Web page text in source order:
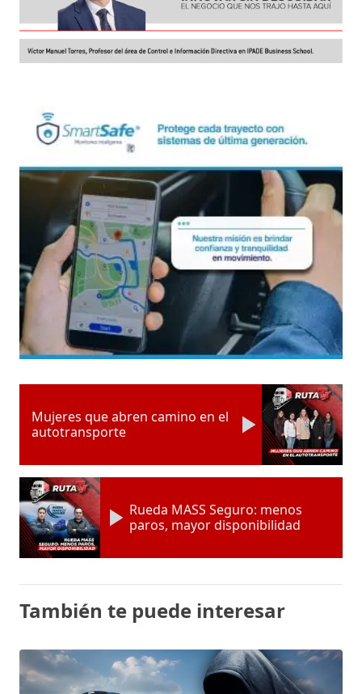
Mujeres que abren camino en el
autotransporte
Rueda MASS Seguro: menos
paros, mayor disponibilidad
También te puede interesar